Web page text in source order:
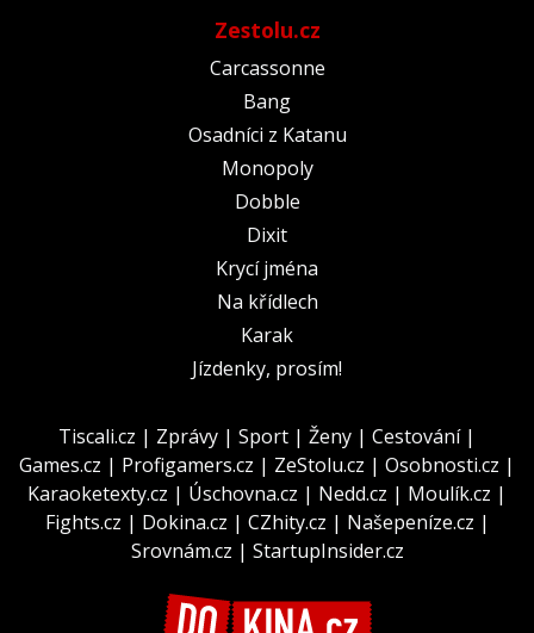
Zestolu.cz
Carcassonne
Bang
Osadníci z Katanu
Monopoly
Dobble
Dixit
Krycí jména
Na křídlech
Karak
Jízdenky, prosím!
Tiscali.cz | Zprávy | Sport | Ženy | Cestování|
Games.cz | Profigamers.cz | ZeStolu.cz | Osobnosti.cz |
Karaoketexty.cz | Úschovna.cz | Nedd.cz | Moulík.cz |
Fights.cz | Dokina.cz | CZhity.cz | Našepeníze.cz |
Srovnám.cz | StartupInsider.cz